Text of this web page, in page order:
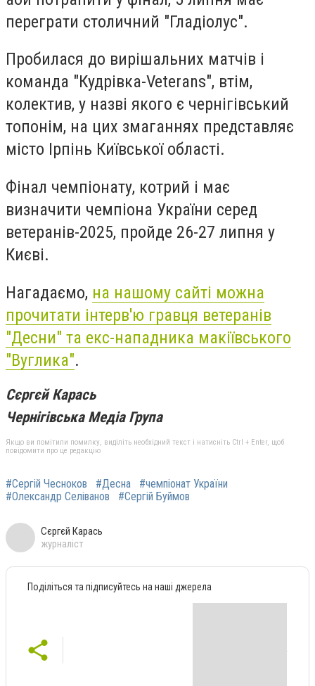
переграти столичний "Гладіолус".
Пробилася до вирішальних матчів і
команда "Кудрівка-Veterans", втім,
колектив, у назві якого є чернігівський
топонім, на цих змаганнях представляє
місто Ірпінь Київської області.
Фінал чемпіонату, котрий і має
визначити чемпіона України серед
ветеранів-2025, пройде 26-27 липня у
Києві.
Нагадаємо, на нашому сайті можна
прочитати інтерв'ю гравця ветеранів
"Десни" та екс-нападника макіївського
"Вуглика".
Сєргєй Карась
Чернігівська Медіа Група
Якщо ви помітили помилку, виділіть необхідний текст і натисніть Ctrl + Enter, щоб
повідомити про це редакцію
#Сергій Чесноков #Десна
#чемпіонат України
#Олександр Селіванов
#Сергій Буймов
Сєргєй Карась
журналіст
Поділіться та підписуйтесь на наші джерела